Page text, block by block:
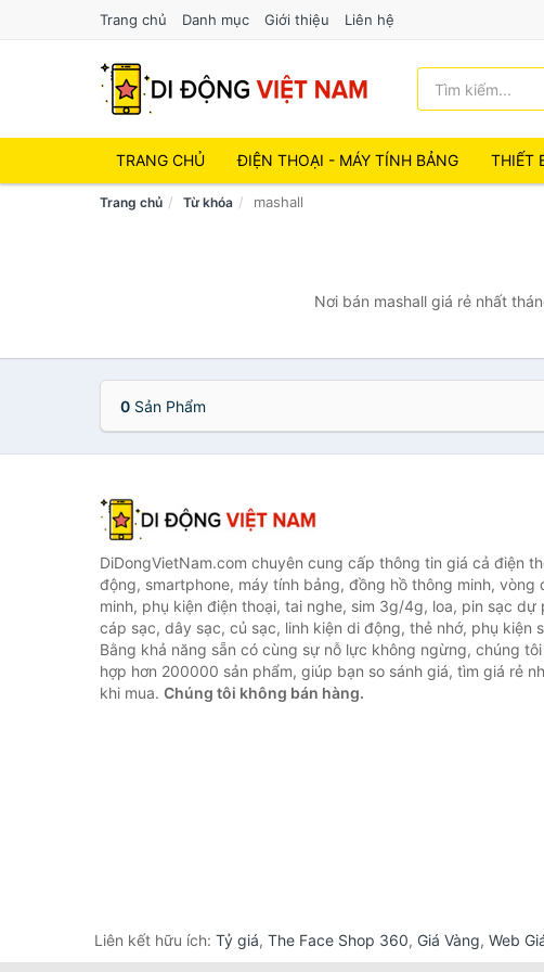
Trang chủ Danh mục Giới thiệu Liên hệ
TRANG CHỦ ĐIỆN THOẠI - MÁY TÍNH BẢNG THIẾT
Trang chủ Từ khóa mashall
Nơi bán mashall giá rẻ nhất
0 Sản Phẩm
DiDongVietNam.com chuyên cung cấp thông tin giá cả điện
động, smartphone, máy tính bảng, đồng hồ thông minh, vòng
minh, phụ kiện điện thoại, tai nghe, sim 3g/4g, loa, pin sạc dự
cáp sạc, dây sạc, củ sạc, linh kiện di động, thẻ nhớ, phụ kiện
Bằng khả năng sẵn có cùng sự nỗ lực không ngừng, chúng
hợp hơn 200000 sản phẩm, giúp bạn so sánh giá, tìm giá rẻ
khi mua. Chúng tôi không bán hàng.
Liên kết hữu ích: Tỷ giá, The Face Shop 360, Giá Vàng, Web